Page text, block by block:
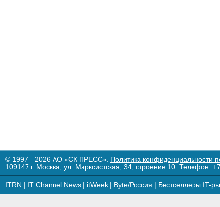
© 1997—2026 АО «СК ПРЕСС». Политика конфиденциальности
109147 г. Москва, ул. Марксистская, 34, строение 10. Телефон:
ITRN IT Channel News itWeek Byte/Россия Бестселлеры IT-